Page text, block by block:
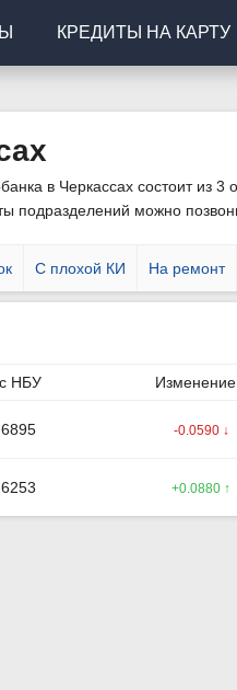
КРЕДИТЫ НА КАРТУ
в Черкассах состоит из
подразделений можно
С плохой КИ На ремонт
НБУ Изменение
-0.0590 ↓
+0.0880 ↑